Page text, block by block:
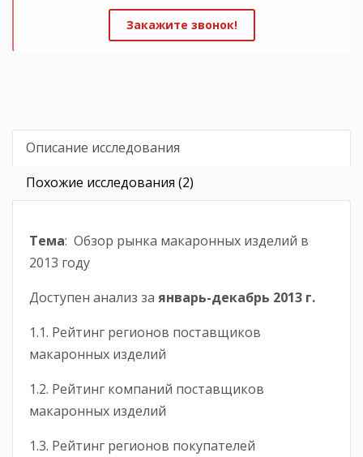
Закажите звонок!
Описание исследования
Похожие исследования (2)
Тема: Обзор рынка макаронных изделий в
2013 году
Доступен анализ за январь-декабрь 2013 г.
1.1. Рейтинг регионов поставщиков
макаронных изделий
1.2. Рейтинг компаний поставщиков
макаронных изделий
1.3. Рейтинг регионов покупателей